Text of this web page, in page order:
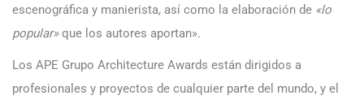
escenográfica y manierista, así como la elaboración de «lo
popular»que los autores aportan».
Los APE Grupo Architecture Awards están dirigidos a
profesionales y proyectos de cualquier parte del mundo, y el